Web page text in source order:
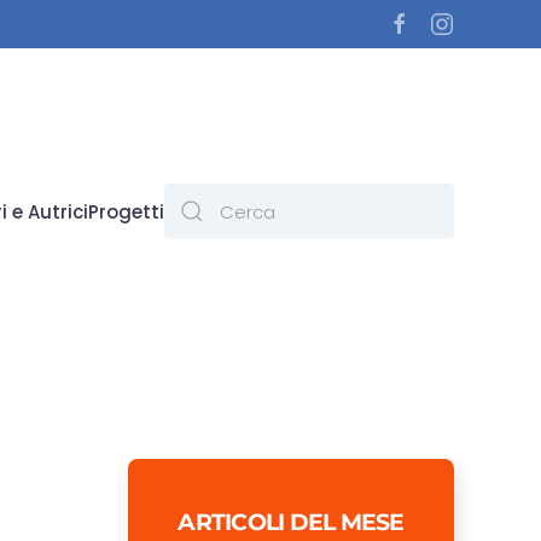
e AutriciProgetti
ARTICOLI DEL MESE